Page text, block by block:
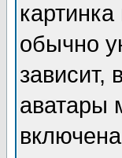
обычно
зависит,
аватары